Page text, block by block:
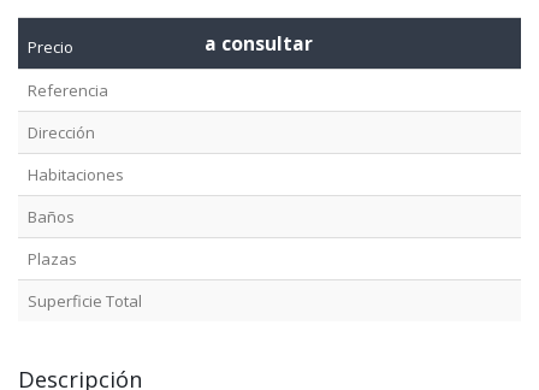
Precio a consultar
Referencia
Dirección
Habitaciones
Baños
Plazas
Superficie Total
Descripción